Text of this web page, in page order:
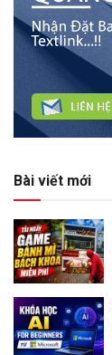
Bài viết mới